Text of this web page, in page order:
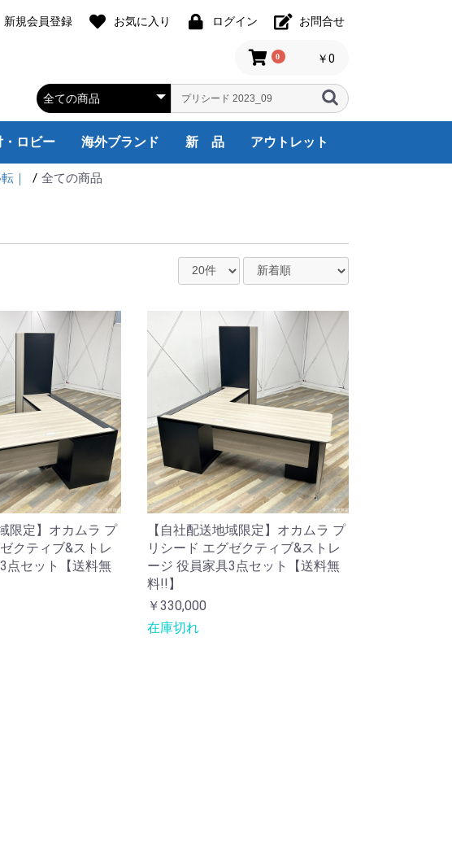
新規会員登録 お気に入り ログイン お問合せ
0 ￥0
ー
ー
ス
庫
ス
庫
ャビネット
ャビネット
ック
・ロビー
・丸テーブル
ター
ー・ラウンジ
海外ブランド
cassina,ixc
Friz Hansen
HILL INTERNATIONAL
Herman Miller
Knoll
Steelcase
USM Haller
Vitra
Wilkhahn
天童木工
その他
新 品 アウトレット
｜ 全ての商品
限定】オカムラ プ
クティブ&ストレ
点セット【送料無
【自社配送地域限定】オカムラ プ
リシード エグゼクティブ&ストレ
ージ 役員家具3点セット【送料無
料!!】
￥330,000
在庫切れ